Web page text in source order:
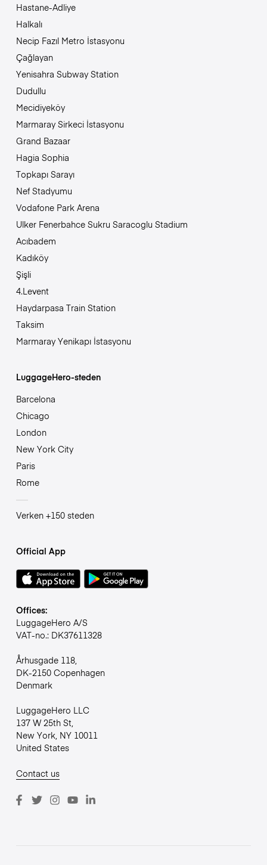
Hastane-Adliye
Halkalı
Necip Fazıl Metro İstasyonu
Çağlayan
Yenisahra Subway Station
Dudullu
Mecidiyeköy
Marmaray Sirkeci İstasyonu
Grand Bazaar
Hagia Sophia
Topkapı Sarayı
Nef Stadyumu
Vodafone Park Arena
Ulker Fenerbahce Sukru Saracoglu Stadium
Acıbadem
Kadıköy
Şişli
4.Levent
Haydarpasa Train Station
Taksim
Marmaray Yenikapı İstasyonu
LuggageHero-steden
Barcelona
Chicago
London
New York City
Paris
Rome
Verken +150 steden
Official App
Offices:
LuggageHero A/S
VAT-no.: DK37611328
Århusgade 118,
DK-2150 Copenhagen
Denmark
LuggageHero LLC
137 W 25th St,
New York, NY 10011
United States
Contact us